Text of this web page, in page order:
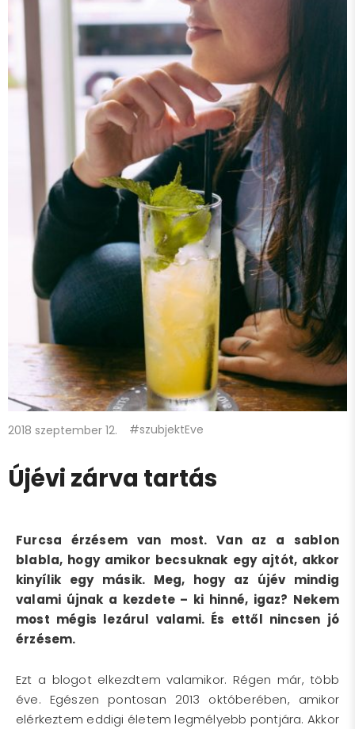
2018 szeptember 12. #szubjektEve
Újévi zárva tartás
Furcsa érzésem van most. Van az a sablon
blabla, hogy amikor becsuknak egy ajtót, akkor
kinyílik egy másik. Meg, hogy az újév mindig
valami újnak a kezdete – ki hinné, igaz? Nekem
most mégis lezárul valami. És ettől nincsen jó
érzésem.
Ezt a blogot elkezdtem valamikor. Régen már, több
éve. Egészen pontosan 2013 októberében, amikor
elérkeztem eddigi életem legmélyebb pontjára. Akkor